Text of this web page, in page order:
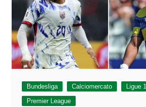
Bundesliga Calciomercato
Ligue 1
Premier League